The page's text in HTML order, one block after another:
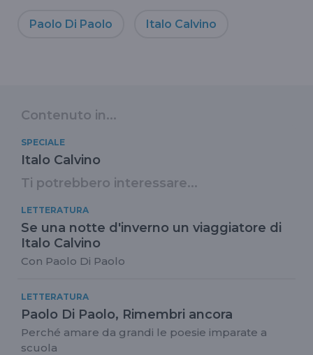
Paolo Di Paolo Italo Calvino
Contenuto in...
SPECIALE
Italo Calvino
Ti potrebbero interessare...
LETTERATURA
Se una notte d'inverno un viaggiatore di
Italo Calvino
Con Paolo Di Paolo
LETTERATURA
Paolo Di Paolo, Rimembri ancora
Perché amare da grandi le poesie imparate a
scuola